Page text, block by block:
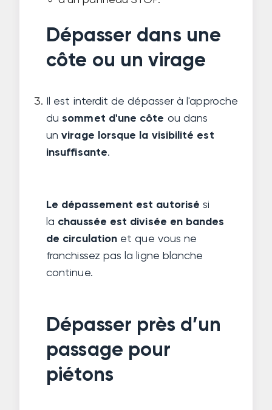
Dépasser dans une
côte ou un virage
Il est interdit de dépasser à l'approche
du sommet d'une côte ou dans
unvirage lorsque la visibilité est
insuffisante.
Le dépassement est autorisé si
la chaussée est divisée en bandes
de circulation et que vous ne
franchissez pas la ligne blanche
continue.
Dépasser près d’un
passage pour
piétons